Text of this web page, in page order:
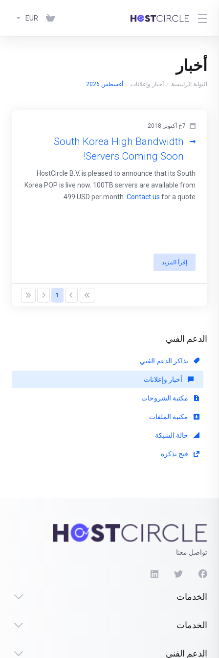
EUR
أخبار
البوابة الرئيسية أخبار وإعلانات أغسطس 2026
الدعم الفني
تذاكر الدعم الفني
أخبار وإعلانات
مكتبة الشروحات
مكتبة الملفات
حالة الشبكة
فتح تذكرة
7خ أكتوبر 2018
South Korea High Bandwidth
Servers Coming Soon!
HostCircle B.V. is pleased to announce that its South
Korea POP is live now. 100TB servers are available from
499 USD per month. Contact us for a quote.
إقرأ المزيد
1
تواصل معنا
الخدمات
الخدمات
الدعم الفني